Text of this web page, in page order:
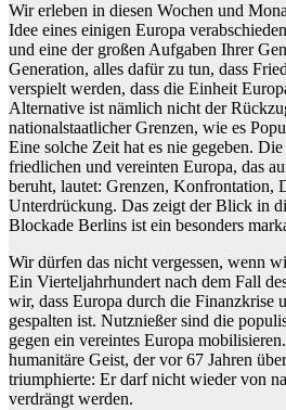
Wir erleben in diesen Wochen und
Idee eines einigen Europa
und eine der großen Aufgaben Ihrer
Generation, alles dafür zu tun, dass
verspielt werden, dass die Einheit
Alternative ist nämlich nicht der
nationalstaatlicher Grenzen, wie es
Eine solche Zeit hat es nie gegeben.
friedlichen und vereinten Europa, das
beruht, lautet: Grenzen, Konfrontation,
Unterdrückung. Das zeigt der Blick in
Blockade Berlins ist ein besonders
Wir dürfen das nicht vergessen, wenn
Ein Vierteljahrhundert nach dem Fall
wir, dass Europa durch die Finanzkrise
gespalten ist. Nutznießer sind die
gegen ein vereintes Europa
humanitäre Geist, der vor 67 Jahren
triumphierte: Er darf nicht wieder von
verdrängt werden.